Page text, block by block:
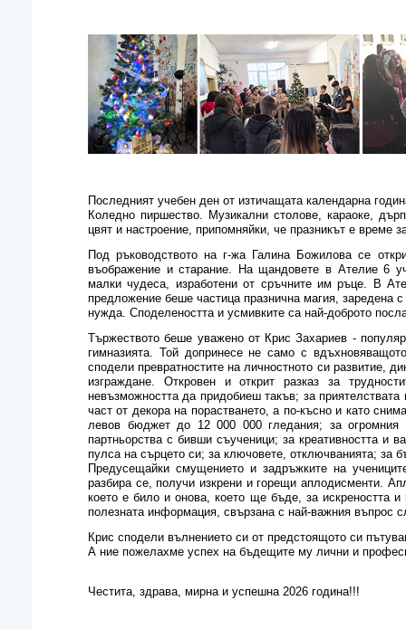
Последният учебен ден от изтичащата календарна
Коледно пиршество. Музикални столове, караоке,
цвят и настроение, припомняйки, че празникът е време
Под ръководството на г-жа Галина Божилова се
въображение и старание. На щандовете в Ателие 6
малки чудеса, изработени от сръчните им ръце. В
предложение беше частица празнична магия, заредена
нужда. Споделеността и усмивките са най-доброто
Тържеството беше уважено от Крис Захариев -
гимназията. Той допринесе не само с
сподели превратностите на личностното си развитие,
изграждане. Откровен и открит разказ за
невъзможността да придобиеш такъв; за
част от декора на порастването, а по-късно и като
левов бюджет до 12 000 000 гледания; за
партньорства с бивши съученици; за креативността и
пулса на сърцето си; за ключовете, отключванията; за
Предусещайки смущението и задръжките на
разбира се, получи изкрени и горещи аплодисменти.
което е било и онова, което ще бъде, за искреността
полезната информация, свързана с най-важния въпрос
Крис сподели вълнението си от предстоящото си
А ние пожелахме успех на бъдещите му лични и
Честита, здрава, мирна и успешна 2026 година!!!